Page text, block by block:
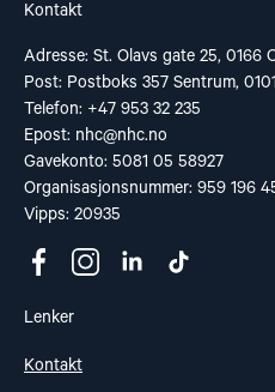
Kontakt
Adresse: St. Olavs gate 25, 0166
Post: Postboks 357 Sentrum,
Telefon: +47 953 32 235
Epost: nhc@nhc.no
Gavekonto: 5081 05 58927
Organisasjonsnummer: 959 196
Vipps: 20935
Lenker
Kontakt